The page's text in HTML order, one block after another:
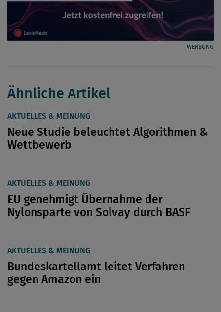
WERBUNG
Ähnliche Artikel
AKTUELLES & MEINUNG
Neue Studie beleuchtet Algorithmen &
Wettbewerb
AKTUELLES & MEINUNG
EU genehmigt Übernahme der
Nylonsparte von Solvay durch BASF
AKTUELLES & MEINUNG
Bundeskartellamt leitet Verfahren
gegen Amazon ein